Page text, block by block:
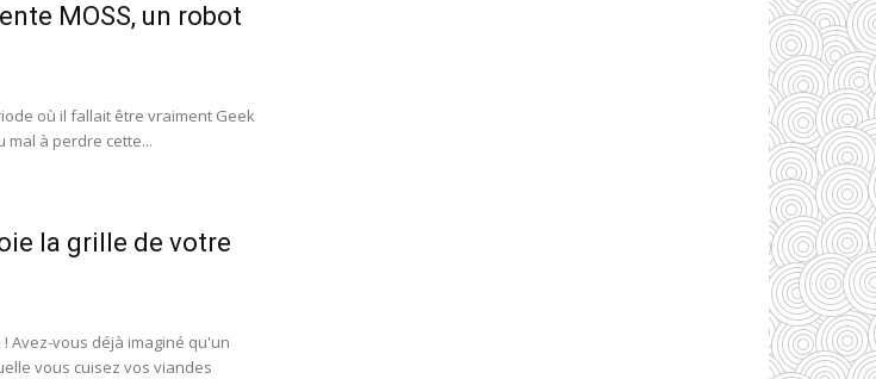
MOSS, un robot
où il fallait être vraiment Geek
à perdre cette...
la grille de votre
Avez-vous déjà imaginé qu'un
vous cuisez vos viandes